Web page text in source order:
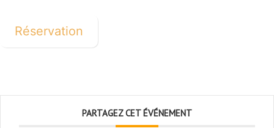
Réservation
PARTAGEZ CET ÉVÉNEMENT